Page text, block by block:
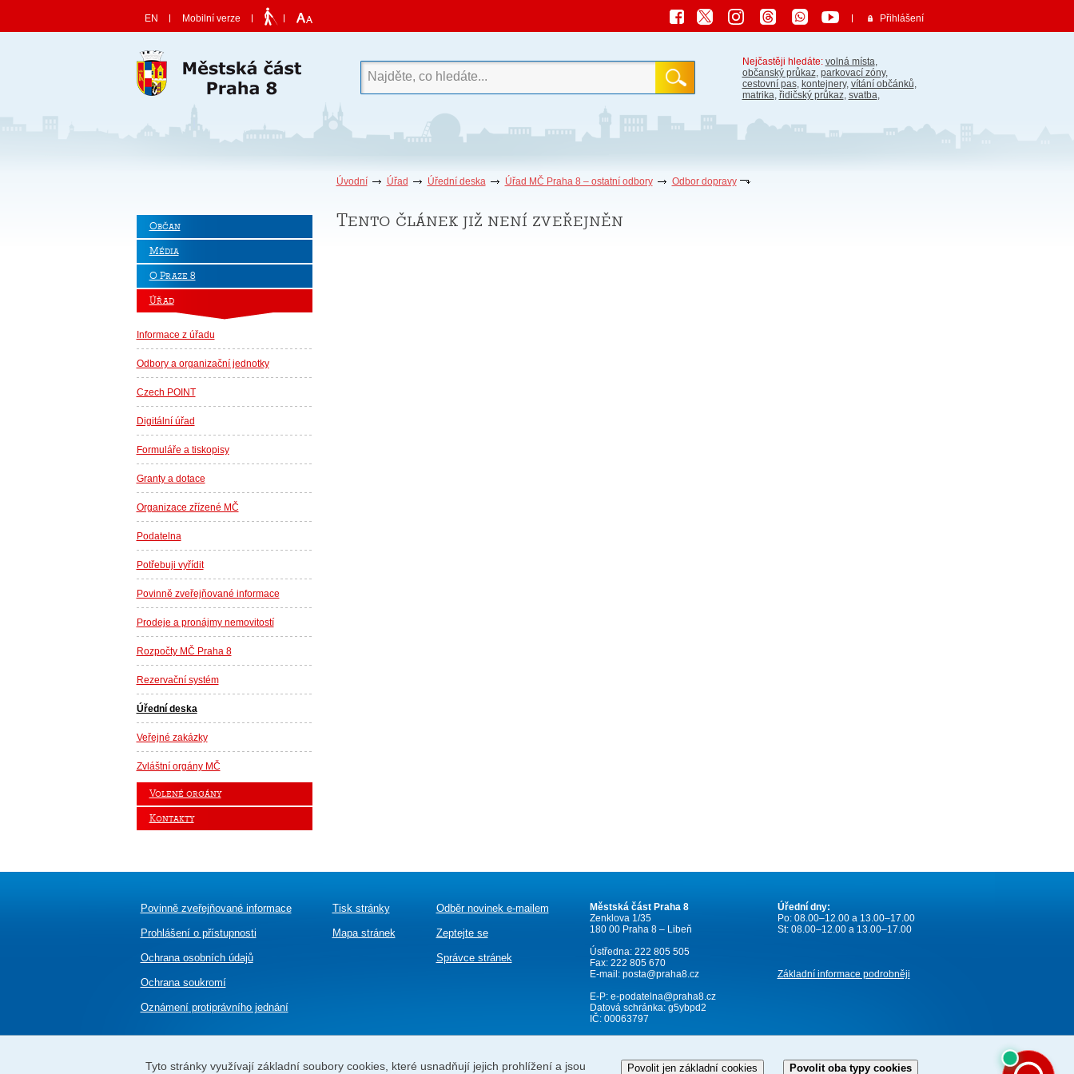
EN Mobilní verze Přihlášení
Nejčastěji hledáte: volná místa,
občanský průkaz, parkovací zóny,
cestovní pas, kontejnery, vítání občánků,
matrika, řidičský průkaz, svatba,
Úvodní Úřad Úřední deska Úřad MČ Praha 8 – ostatní odbory Odbor dopravy
Občan
Média
O Praze 8
Úřad
Informace z úřadu
Odbory a organizační jednotky
Czech POINT
Digitální úřad
Formuláře a tiskopisy
Granty a dotace
Organizace zřízené MČ
Podatelna
Potřebuji vyřídit
Povinně zveřejňované informace
Prodeje a pronájmy nemovitostí
Rozpočty MČ Praha 8
Rezervační systém
Úřední deska
Veřejné zakázky
Zvláštní orgány MČ
Volené orgány
Kontakty
Tento článek již není zveřejněn
Povinně zveřejňované informace
Prohlášení o přístupnosti
Ochrana osobních údajů
Ochrana soukromí
Oznámeníprotiprávního jednání
Tisk stránky
Mapa stránek
Odběr novinek e-mailem
Zeptejte se
Správce stránek
Městská část Praha 8
Zenklova 1/35
180 00 Praha 8 – Libeň
Ústředna: 222 805 505
Fax: 222 805 670
E-mail: posta@praha8.cz
E-P:e-podatelna@praha8.cz
Datová schránka: g5ybpd2
IČ: 00063797
Úřední dny:
Po: 08.00–12.00 a 13.00–17.00
St: 08.00–12.00 a 13.00–17.00
Základní informace podrobněji
Tyto stránky využívají základní soubory cookies, které usnadňují jejich prohlížení a jsou
Povolit jen základní cookies Povolit oba typy cookies